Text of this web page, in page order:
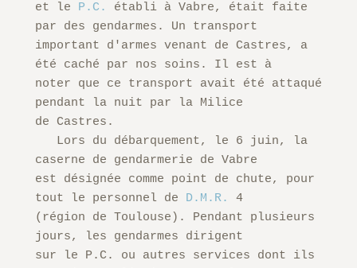
et le P.C.
établi à Vabre, était faite
par des gendarmes. Un transport
important d'armes venant de Castres, a
été caché par nos soins. Il est à
noter que ce transport avait été attaqué
pendant la nuit par la Milice
de Castres.
caserne de gendarmerie de Vabre
est désignée comme point de chute, pour
tout le personnel de D.M.R.
4
(région de Toulouse). Pendant plusieurs
jours, les gendarmes dirigent
sur le P.C. ou autres services dont ils